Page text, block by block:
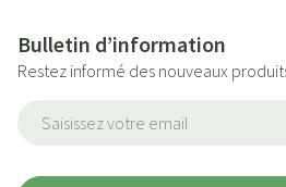
Bulletin d’information
Restez informé des nouveaux